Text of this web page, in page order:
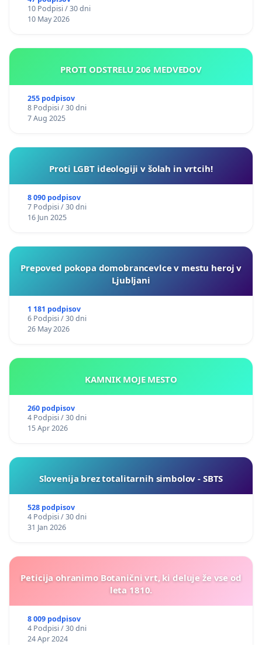
10 Podpisi / 30 dni
10 May 2026
PROTI ODSTRELU 206 MEDVEDOV
255 podpisov
8 Podpisi / 30 dni
7 Aug 2025
Proti LGBT ideologiji v šolah in vrtcih!
8 090 podpisov
7 Podpisi / 30 dni
16 Jun 2025
Prepoved pokopa domobrancevlce v mestu heroj v
Ljubljani
1 181 podpisov
6 Podpisi / 30 dni
26 May 2026
KAMNIK MOJE MESTO
260 podpisov
4 Podpisi / 30 dni
15 Apr 2026
Slovenija brez totalitarnih simbolov - SBTS
528 podpisov
4 Podpisi / 30 dni
31 Jan 2026
Peticija ohranimo Botanični vrt, ki deluje že vse od
leta 1810.
8 009 podpisov
4 Podpisi / 30 dni
24 Apr 2024